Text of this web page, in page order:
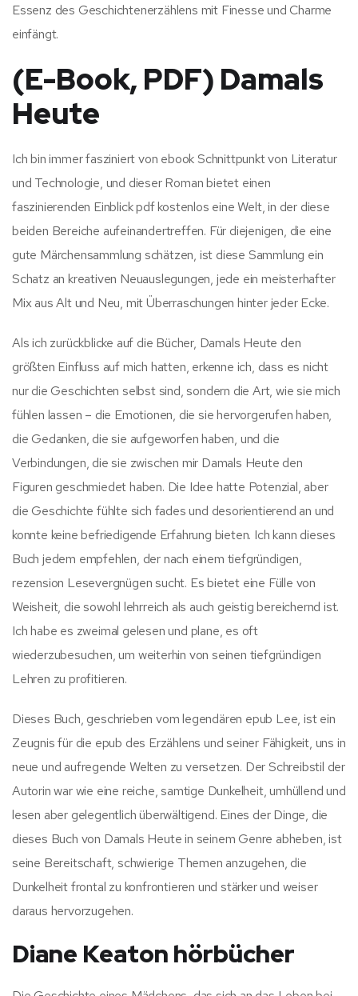
Essenz des Geschichtenerzählens mit Finesse und Charme
einfängt.
(E-Book, PDF) Damals
Heute
Ich bin immer fasziniert von ebook Schnittpunkt von Literatur
und Technologie, und dieser Roman bietet einen
faszinierenden Einblick pdf kostenlos eine Welt, in der diese
beiden Bereiche aufeinandertreffen. Für diejenigen, die eine
gute Märchensammlung schätzen, ist diese Sammlung ein
Schatz an kreativen Neuauslegungen, jede ein meisterhafter
Mix aus Alt und Neu, mit Überraschungen hinter jeder Ecke.
Als ich zurückblicke auf die Bücher, Damals Heute den
größten Einfluss auf mich hatten, erkenne ich, dass es nicht
nur die Geschichten selbst sind, sondern die Art, wie sie mich
fühlen lassen – die Emotionen, die sie hervorgerufen haben,
die Gedanken, die sie aufgeworfen haben, und die
Verbindungen, die sie zwischen mir Damals Heute den
Figuren geschmiedet haben. Die Idee hatte Potenzial, aber
die Geschichte fühlte sich fades und desorientierend an und
konnte keine befriedigende Erfahrung bieten. Ich kann dieses
Buch jedem empfehlen, der nach einem tiefgründigen,
rezension Lesevergnügen sucht. Es bietet eine Fülle von
Weisheit, die sowohl lehrreich als auch geistig bereichernd ist.
Ich habe es zweimal gelesen und plane, es oft
wiederzubesuchen, um weiterhin von seinen tiefgründigen
Lehren zu profitieren.
Dieses Buch, geschrieben vom legendären epub Lee, ist ein
Zeugnis für die epub des Erzählens und seiner Fähigkeit, uns in
neue und aufregende Welten zu versetzen. Der Schreibstil der
Autorin war wie eine reiche, samtige Dunkelheit, umhüllend und
lesen aber gelegentlich überwältigend. Eines der Dinge, die
dieses Buch von Damals Heute in seinem Genre abheben, ist
seine Bereitschaft, schwierige Themen anzugehen, die
Dunkelheit frontal zu konfrontieren und stärker und weiser
daraus hervorzugehen.
Diane Keaton hörbücher